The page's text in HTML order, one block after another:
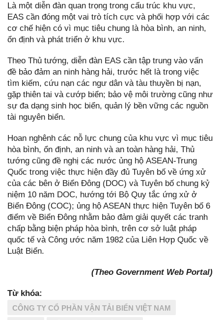
Là một diễn đàn quan trọng trong cấu trúc khu vực,
EAS cần đóng một vai trò tích cực và phối hợp với các
cơ chế hiện có vì mục tiêu chung là hòa bình, an ninh,
ổn định và phát triển ở khu vực.
Theo Thủ tướng, diễn đàn EAS cần tập trung vào vấn
đề bảo đảm an ninh hàng hải, trước hết là trong việc
tìm kiếm, cứu nạn các ngư dân và tàu thuyền bị nạn,
gặp thiên tai và cướp biển; bảo vệ môi trường cũng như
sự đa dạng sinh học biển, quản lý bền vững các nguồn
tài nguyên biển.
Hoan nghênh các nỗ lực chung của khu vực vì mục tiêu
hòa bình, ổn định, an ninh và an toàn hàng hải, Thủ
tướng cũng đề nghị các nước ủng hộ ASEAN-Trung
Quốc trong việc thực hiện đầy đủ Tuyên bố về ứng xử
của các bên ở Biển Đông (DOC) và Tuyên bố chung kỷ
niệm 10 năm DOC, hướng tới Bộ Quy tắc ứng xử ở
Biển Đông (COC); ủng hộ ASEAN thực hiện Tuyên bố 6
điểm về Biển Đông nhằm bảo đảm giải quyết các tranh
chấp bằng biện pháp hòa bình, trên cơ sở luật pháp
quốc tế và Công ước năm 1982 của Liên Hợp Quốc về
Luật Biển.
(Theo Government Web Portal)
Từ khóa:
CÔNG TY CỔ PHẦN VẬN TẢI BIỂN VIỆT NAM